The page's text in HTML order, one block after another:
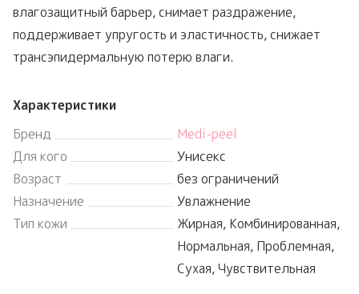
влагозащитный барьер, снимает раздражение,
поддерживает упругость и эластичность, снижает
трансэпидермальную потерю влаги.
Характеристики
Бренд
Medi-peel
Для кого
Унисекс
Возраст
без ограничений
Назначение
Увлажнение
Тип кожи
Жирная, Комбинированная,
Нормальная, Проблемная,
Сухая, Чувствительная